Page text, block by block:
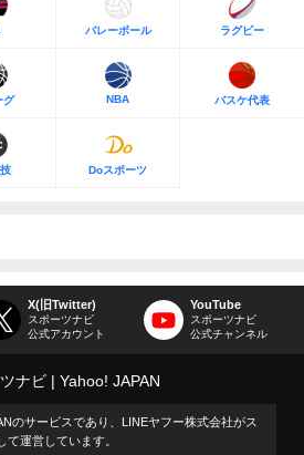
バレーボール ラグビー
グ NBA バスケ代表
Doスポーツ
X(旧Twitter)
スポーツナビ
公式アカウント
YouTube
スポーツナビ
公式チャンネル
ナビ Yahoo! JAPAN
のサービスであり、LINEヤフー株式会社がス
て運営しています。